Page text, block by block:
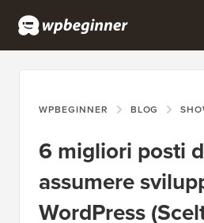
WPBEGINNER BLOG
6 migliori posti
assumere
WordPress